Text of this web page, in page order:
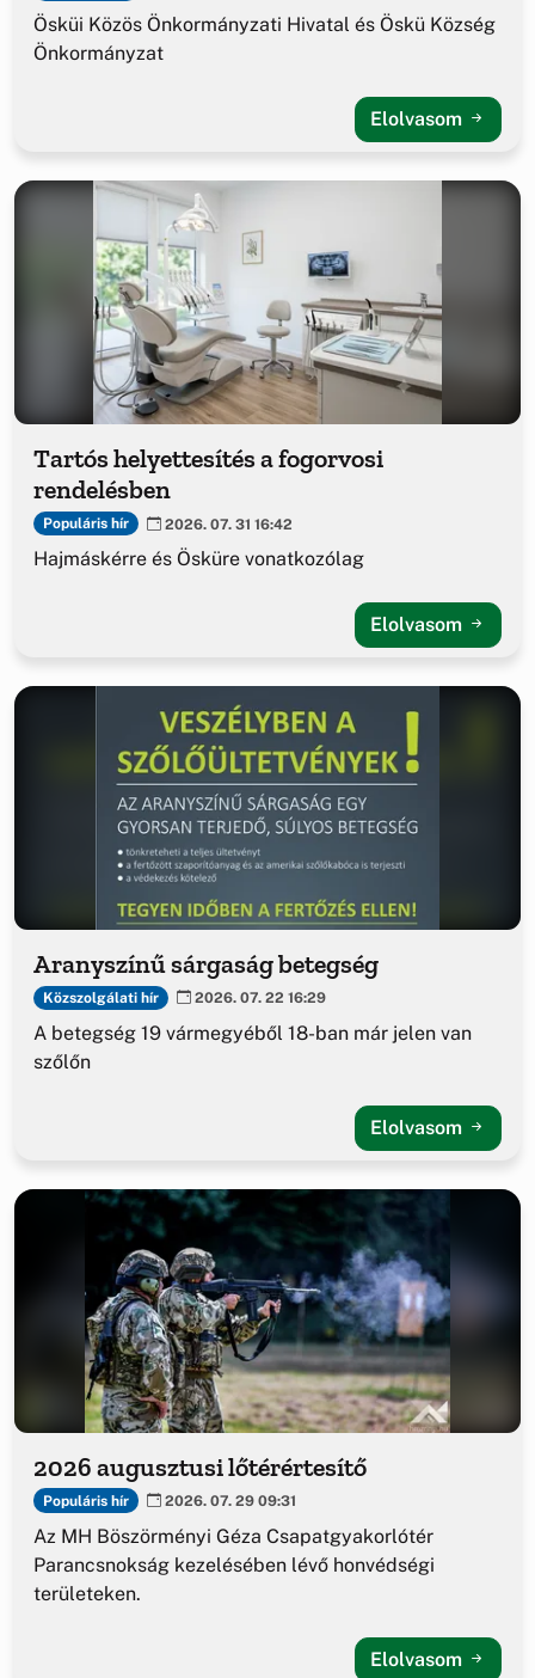
Ösküi Közös Önkormányzati Hivatal és Öskü Község
Önkormányzat
Elolvasom
Tartós helyettesítés a fogorvosi
rendelésben
Populáris hír 2026. 07. 31 16:42
Hajmáskérre és Ösküre vonatkozólag
Elolvasom
Aranyszínű sárgaság betegség
Közszolgálati hír 2026. 07. 22 16:29
A betegség 19 vármegyéből 18-ban már jelen van
szőlőn
Elolvasom
2026 augusztusi lőtérértesítő
Populáris hír 2026. 07. 29 09:31
Az MH Böszörményi Géza Csapatgyakorlótér
Parancsnokság kezelésében lévő honvédségi
területeken.
Elolvasom